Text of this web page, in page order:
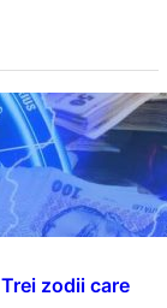
zodii care